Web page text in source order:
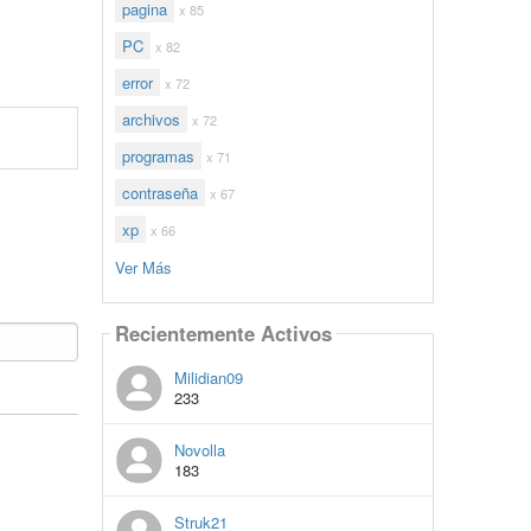
pagina x 85
PC x 82
error x 72
archivos x 72
programas x 71
contraseña x 67
xp x 66
Ver Más
Recientemente Activos
Milidian09
233
Novolla
183
Struk21